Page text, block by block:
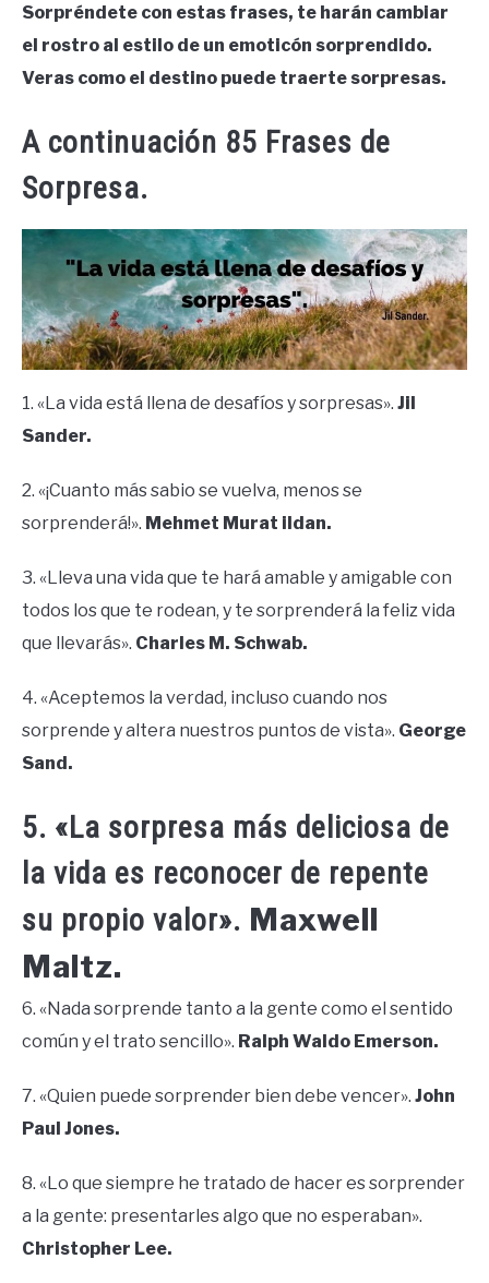
Sorpréndete con estas frases, te harán cambiar
el rostro al estilo de un emoticón sorprendido.
Veras como el destino puede traerte sorpresas.
A continuación 85 Frases de
Sorpresa.
1. «La vida está llena de desafíos y sorpresas». Jil
Sander.
2. «¡Cuanto más sabio se vuelva, menos se
sorprenderá!». Mehmet Murat ildan.
3. «Lleva una vida que te hará amable y amigable con
todos los que te rodean, y te sorprenderá la feliz vida
que llevarás». Charles M. Schwab.
4. «Aceptemos la verdad, incluso cuando nos
sorprende y altera nuestros puntos de vista». George
Sand.
5. «La sorpresa más deliciosa de
la vida es reconocer de repente
su propio valor». Maxwell
Maltz.
6. «Nada sorprende tanto a la gente como el sentido
común y el trato sencillo». Ralph Waldo Emerson.
7. «Quien puede sorprender bien debe vencer». John
Paul Jones.
8. «Lo que siempre he tratado de hacer es sorprender
a la gente: presentarles algo que no esperaban».
Christopher Lee.